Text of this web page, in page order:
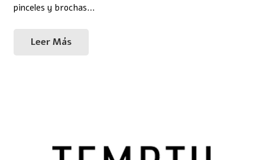
pinceles y brochas…
Leer Más